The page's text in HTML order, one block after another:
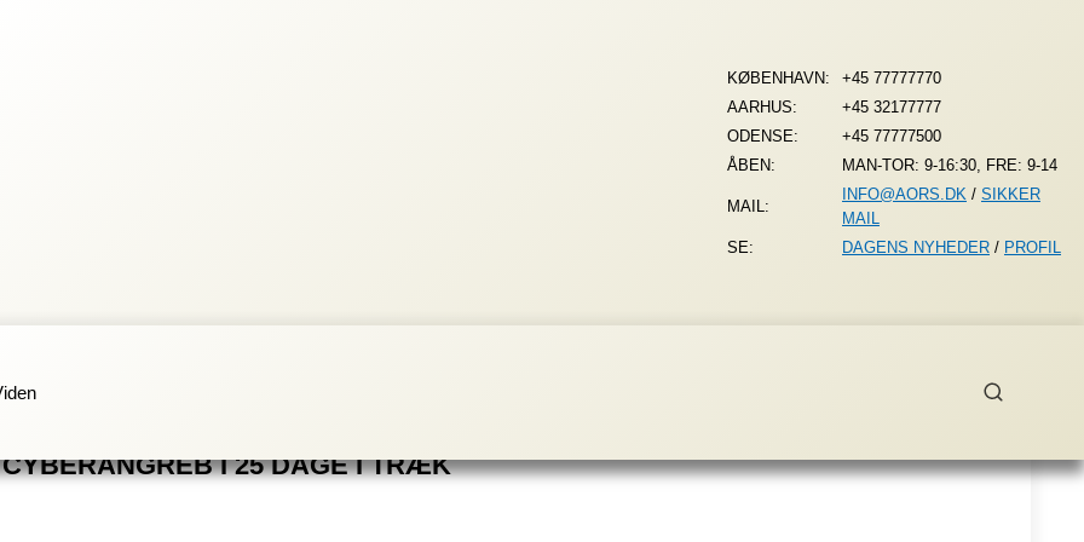
KØBENHAVN:
+45 77777770
AARHUS:
+45 32177777
ODENSE:
+45 77777500
ÅBEN:
MAN-TOR: 9-16:30, FRE: 9-14
MAIL:
INFO@AORS.DK / SIKKER
MAIL
SE:
DAGENS NYHEDER / PROFIL
I 25 DAGE I TRÆK